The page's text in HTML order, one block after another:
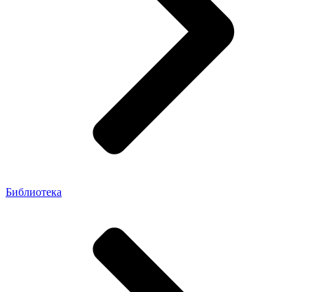
Библиотека